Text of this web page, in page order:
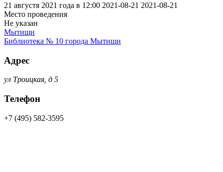
21 августя 2021 года в 12:00 2021-08-21 2021-08-21
Место проведения
Не указан
Мытищи
Библиотека № 10 города Мытищи
Адрес
ул Троицкая, д 5
Телефон
+7 (495) 582-3595